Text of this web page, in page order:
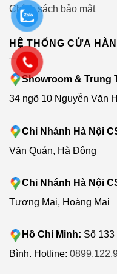
Chính sách bảo mật
HỆ THỐNG CỬA
Showroom & Trung
34 ngõ 10 Nguyễn Văn
Chi Nhánh Hà Nội
Văn Quán, Hà Đông
Chi Nhánh Hà Nội
Tương Mai, Hoàng Mai
Hồ Chí Minh: Số 133
Bình. Hotline: